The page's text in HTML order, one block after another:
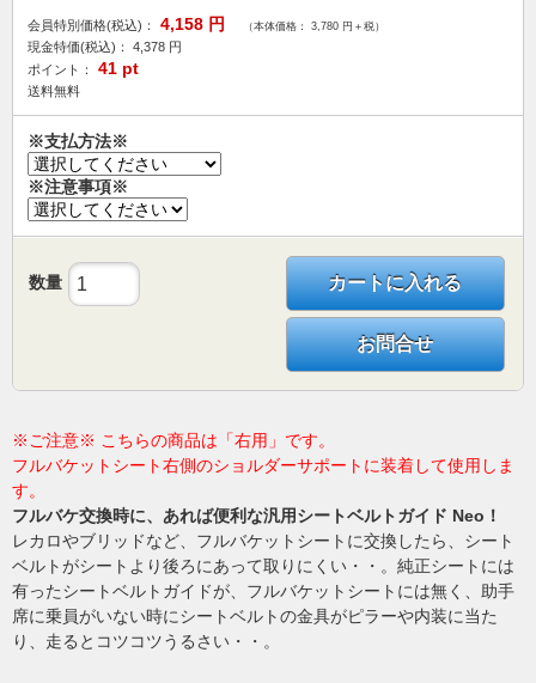
会員特別価格(税込)： 4,158 円 （本体価格： 3,780 円＋税）
現金特価(税込)： 4,378 円
ポイント：
41 pt
送料無料
※支払方法※
※注意事項※
数量 カートに入れる
お問合せ
※ご注意※ こちらの商品は「右用」です。
フルバケットシート右側のショルダーサポートに装着して使用しま
す。
フルバケ交換時に、あれば便利な汎用シートベルトガイド Neo！
レカロやブリッドなど、フルバケットシートに交換したら、シート
ベルトがシートより後ろにあって取りにくい・・。純正シートには
有ったシートベルトガイドが、フルバケットシートには無く、助手
席に乗員がいない時にシートベルトの金具がピラーや内装に当た
り、走るとコツコツうるさい・・。